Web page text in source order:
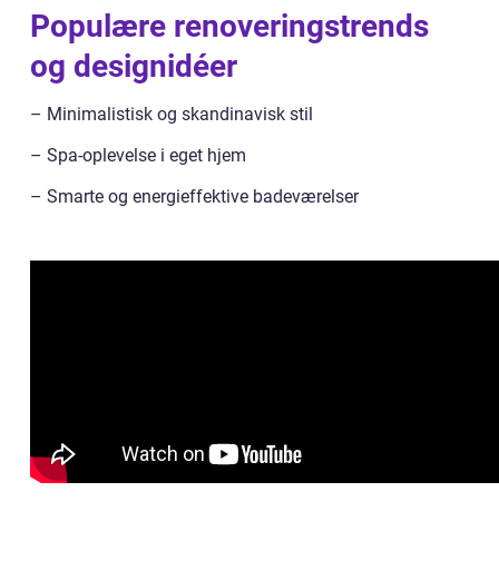
Populære renoveringstrends
og designidéer
– Minimalistisk og skandinavisk stil
– Spa-oplevelse i eget hjem
– Smarte og energieffektive badeværelser